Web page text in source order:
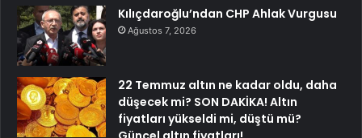
Kılıçdaroğlu’ndan CHP Ahlak Vurgusu
Ağustos 7, 2026
22 Temmuz altın ne kadar oldu, daha
düşecek mi? SON DAKİKA! Altın
fiyatları yükseldi mi, düştü mü?